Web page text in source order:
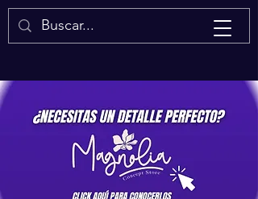
Isaac Quintal